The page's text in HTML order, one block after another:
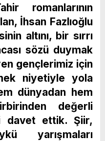
romanlarının
İhsan Fazlıoğlu
altını, bir sırrı
sözü duymak
gençlerimiz için
niyetiyle yola
dünyadan hem
değerli
davet ettik. Şiir,
yarışmaları